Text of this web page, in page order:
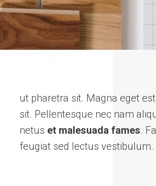
ut pharetra sit. Magna eget
sit. Pellentesque nec nam
netus et malesuada fames.
feugiat sed lectus vestibulum.